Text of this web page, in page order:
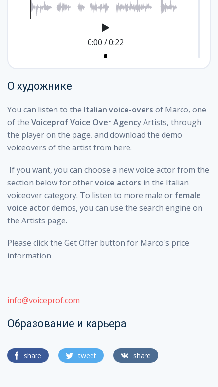
0:00 /0:22
0:00 /0:15
О художнике
You can listen to the Italian voice-overs of Marco, one
of the Voiceprof Voice Over Agency Artists, through
the player on the page, and download the demo
voiceovers of the artist from here.
If you want, you can choose a new voice actor from the
section below for othervoice actors in the Italian
voiceover category. To listen to more male or female
voice actordemos, you can use the search engine on
the Artists page.
Please click the Get Offer button for Marco's price
information.
info@voiceprof.com
Образование и карьера
share tweet share